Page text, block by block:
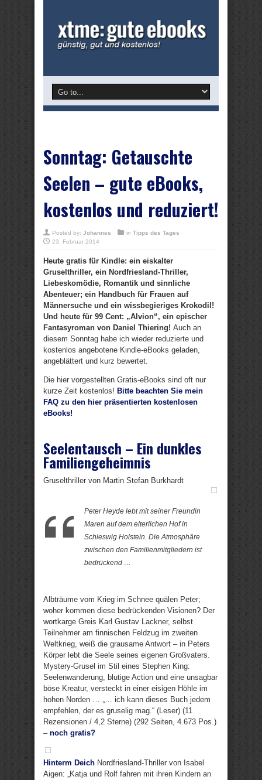
Sonntag: Getauschte
Seelen – gute eBooks,
kostenlos und reduziert!
Posted by: Johannes in Tipps des Tages
23. Februar 2014
Heute gratis für Kindle: ein eiskalter
Gruselthriller, ein Nordfriesland-Thriller,
Liebeskomödie, Romantik und sinnliche
Abenteuer; ein Handbuch für Frauen auf
Männersuche und ein wissbegieriges Krokodil!
Und heute für 99 Cent: „Alvion“, ein epischer
Fantasyroman von Daniel Thiering! Auch an
diesem Sonntag habe ich wieder reduzierte und
kostenlos angebotene Kindle-eBooks geladen,
angeblättert und kurz bewertet.
Die hier vorgestellten Gratis-eBooks sind oft nur
kurze Zeit kostenlos! Bitte beachten Sie mein
FAQ zu den hier präsentierten kostenlosen
eBooks!
Seelentausch – Ein dunkles
Familiengeheimnis
Gruselthriller von Martin Stefan Burkhardt
Peter Heyde lebt mit seiner Freundin
Maren auf dem elterlichen Hof in
Schleswig Holstein. Die Atmosphäre
zwischen den Familienmitgliedern ist
bedrückend …
Albträume vom Krieg im Schnee quälen Peter;
woher kommen diese bedrückenden Visionen? Der
wortkarge Greis Karl Gustav Lackner, selbst
Teilnehmer am finnischen Feldzug im zweiten
Weltkrieg, weiß die grausame Antwort – in Peters
Körper lebt die Seele seines eigenen Großvaters.
Mystery-Grusel im Stil eines Stephen King:
Seelenwanderung, blutige Action und eine unsagbar
böse Kreatur, versteckt in einer eisigen Höhle im
hohen Norden … „… ich kann dieses Buch jedem
empfehlen, der es gruselig mag.“ (Leser) (11
Rezensionen / 4,2 Sterne) (292 Seiten, 4.673 Pos.)
– noch gratis?
Hinterm Deich Nordfriesland-Thriller von Isabel
Aigen: „Katja und Rolf fahren mit ihren Kindern an